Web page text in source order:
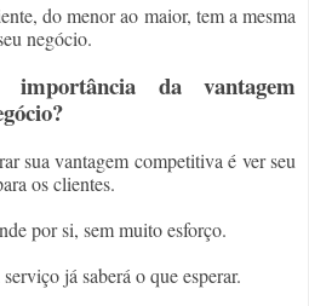
do menor ao maior, tem a mesma
negócio.
da vantagem
sua vantagem competitiva é ver seu
os clientes.
por si, sem muito esforço.
já saberá o que esperar.